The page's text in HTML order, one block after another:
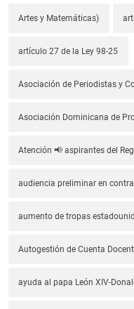
Artes y Matemáticas)
artículo 27 de la Ley 98-25
Asociación de Periodistas y
Asociación Dominicana de
Atención 📢 aspirantes del
audiencia preliminar en
aumento de tropas
Autogestión de Cuenta
ayuda al papa León XIV-